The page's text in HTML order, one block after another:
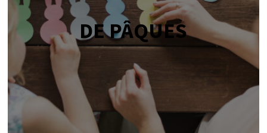
DE PÂQUES